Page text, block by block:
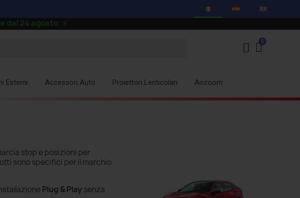
24 agosto.⚡
Esterni Accessori Auto Proiettori Lenticolari Aozoom
stop e posizioni per
sono specifici per il marchio
Plug & Playsenza